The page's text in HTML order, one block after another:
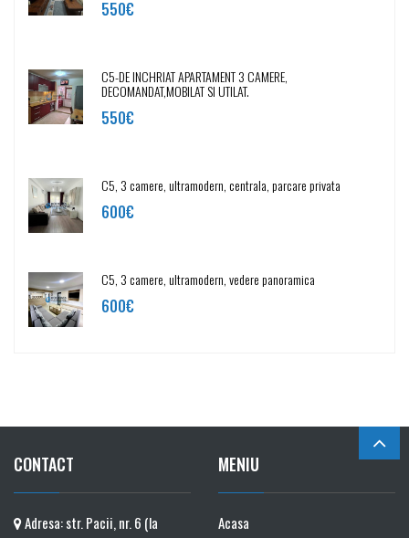
550€
C5-DE INCHRIAT APARTAMENT 3 CAMERE,
DECOMANDAT,MOBILAT SI UTILAT.
550€
C5, 3 camere, ultramodern, centrala, parcare privata
600€
C5, 3 camere, ultramodern, vedere panoramica
600€
CONTACT
Adresa: str. Pacii, nr. 6 (la
MENIU
Acasa